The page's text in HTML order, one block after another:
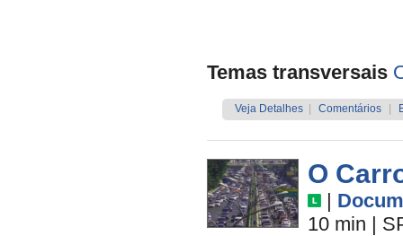
Temas transversais
Veja Detalhes Comentários
O
|
10 min |